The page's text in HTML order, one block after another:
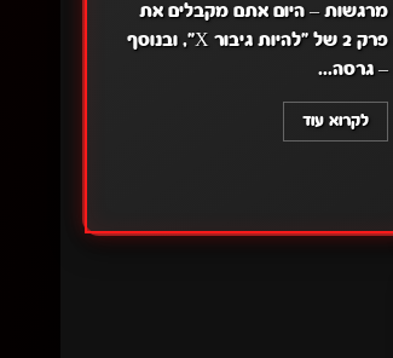
מרגשות – היום אתם מקבלים את
פרק 2 של "להיות גיבור X", ובנוסף
– גרסה...
לקרוא עוד